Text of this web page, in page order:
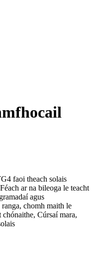
faoi theach solais
ar na bileoga le teacht
agus
chomh maith le
Cúrsaí mara,